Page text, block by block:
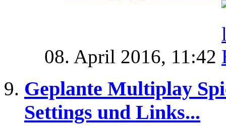
08. April 2016, 11:42
Geplante Multiplay
Settings und Links...